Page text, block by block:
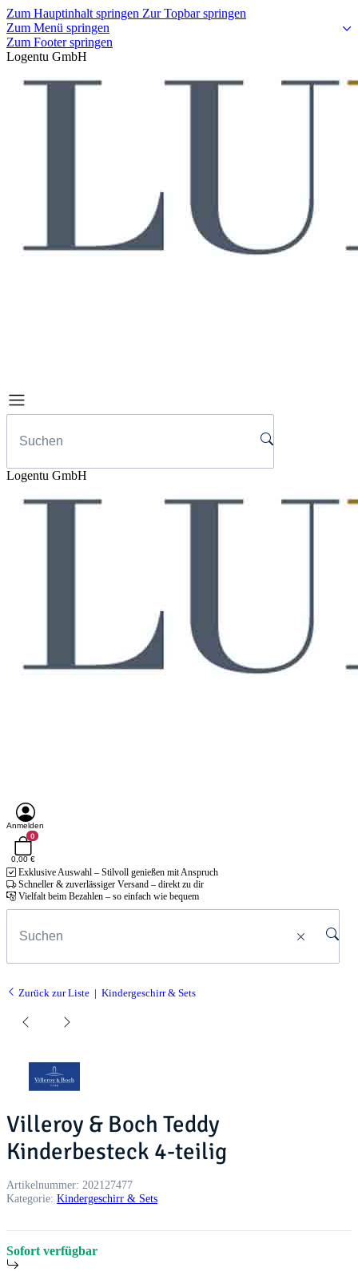
Zum Hauptinhalt springen Zur Topbar springen
Zum Menü springen
Zum Footer springen
Logentu GmbH
Logentu GmbH
Anmelden
0
0,00 €
Exklusive Auswahl – Stilvoll genießen mit Anspruch
Schneller & zuverlässiger Versand – direkt zu dir
Vielfalt beim Bezahlen – so einfach wie bequem
Zurück zur Liste Kindergeschirr & Sets
Villeroy & Boch Teddy
Kinderbesteck 4-teilig
Artikelnummer: 202127477
Kategorie: Kindergeschirr & Sets
Sofort verfügbar